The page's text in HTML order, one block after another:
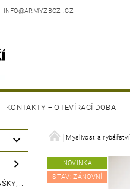
INFO@ARMYZBOZI.CZ
KONTAKTY + OTEVÍRACÍ DOBA
Myslivost a rybářství
NOVINKA
STAV: ZÁNOVNÍ